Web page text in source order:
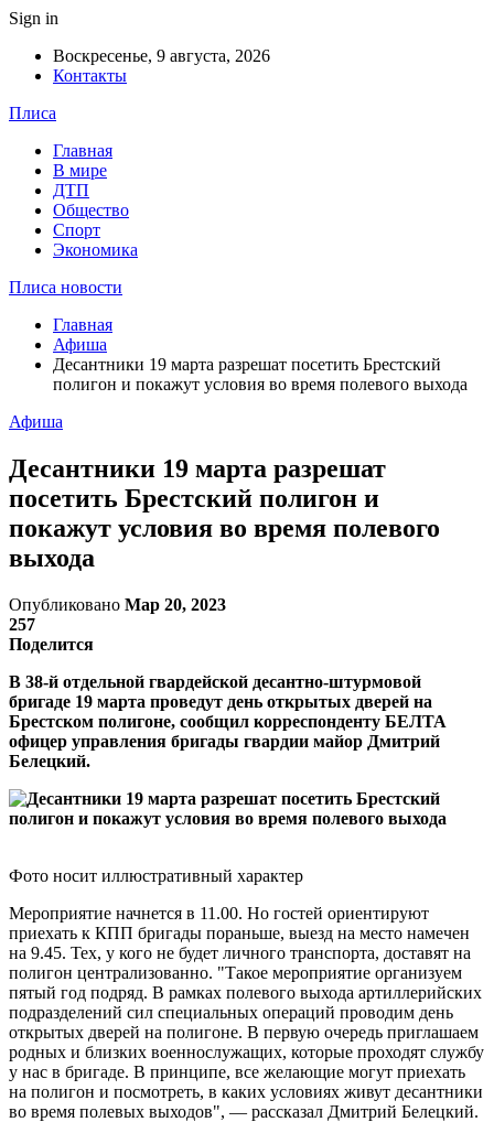
Sign in
Воскресенье, 9 августа, 2026
Контакты
Плиса
Главная
В мире
ДТП
Общество
Спорт
Экономика
Плиса новости
Главная
Афиша
Десантники 19 марта разрешат посетить Брестский
полигон и покажут условия во время полевого выхода
Афиша
Десантники 19 марта разрешат
посетить Брестский полигон и
покажут условия во время полевого
выхода
Опубликовано Мар 20, 2023
257
Поделится
В 38-й отдельной гвардейской десантно-штурмовой
бригаде 19 марта проведут день открытых дверей на
Брестском полигоне, сообщил корреспонденту БЕЛТА
офицер управления бригады гвардии майор Дмитрий
Белецкий.
Фото носит иллюстративный характер
Мероприятие начнется в 11.00. Но гостей ориентируют
приехать к КПП бригады пораньше, выезд на место намечен
на 9.45. Тех, у кого не будет личного транспорта, доставят на
полигон централизованно. "Такое мероприятие организуем
пятый год подряд. В рамках полевого выхода артиллерийских
подразделений сил специальных операций проводим день
открытых дверей на полигоне. В первую очередь приглашаем
родных и близких военнослужащих, которые проходят службу
у нас в бригаде. В принципе, все желающие могут приехать
на полигон и посмотреть, в каких условиях живут десантники
во время полевых выходов", — рассказал Дмитрий Белецкий.